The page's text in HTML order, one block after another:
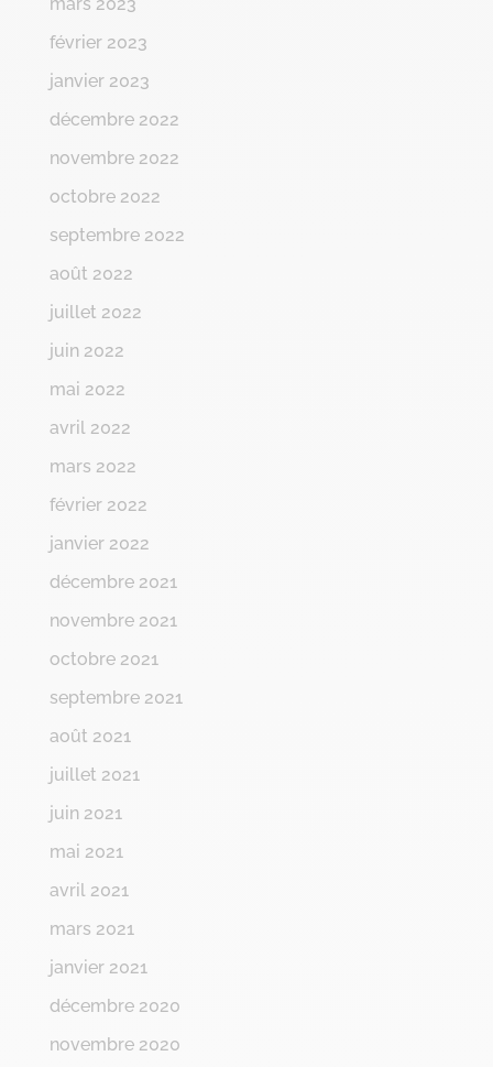
février 2023
janvier 2023
décembre 2022
novembre 2022
octobre 2022
septembre 2022
août 2022
juillet 2022
juin 2022
mai 2022
avril 2022
mars 2022
février 2022
janvier 2022
décembre 2021
novembre 2021
octobre 2021
septembre 2021
août 2021
juillet 2021
juin 2021
mai 2021
avril 2021
mars 2021
janvier 2021
décembre 2020
novembre 2020